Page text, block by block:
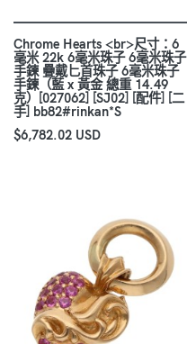
Chrome Hearts <br>尺寸：6
毫米 22k 6毫米珠子 6毫米珠子
手鍊 疊戴匕首珠子 6毫米珠子
手鍊（藍 x 黃金 總重 14.49
克）[027062] [SJ02] [配件] [二
手] bb82#rinkan*S
$6,782.02 USD